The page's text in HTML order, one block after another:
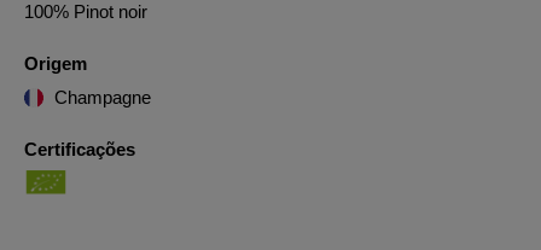
100% Pinot noir
Origem
Champagne
Certificações